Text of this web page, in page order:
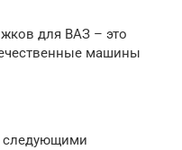
для ВАЗ – это
машины
следующими